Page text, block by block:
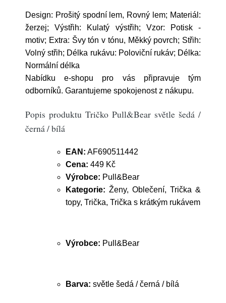
Design: Prošitý spodní lem, Rovný lem; Materiál:
žerzej; Výstřih: Kulatý výstřih; Vzor: Potisk -
motiv; Extra: Švy tón v tónu, Měkký povrch; Střih:
Volný střih; Délka rukávu: Poloviční rukáv; Délka:
Normální délka
Nabídku e-shopu pro vás připravuje tým
odborníků. Garantujeme spokojenost z nákupu.
Popis produktu Tričko Pull&Bear světle šedá /
černá / bílá
EAN: AF690511442
Cena: 449 Kč
Výrobce: Pull&Bear
Kategorie: Ženy, Oblečení, Trička &
topy, Trička, Trička s krátkým rukávem
Výrobce: Pull&Bear
Barva: světle šedá / černá / bílá